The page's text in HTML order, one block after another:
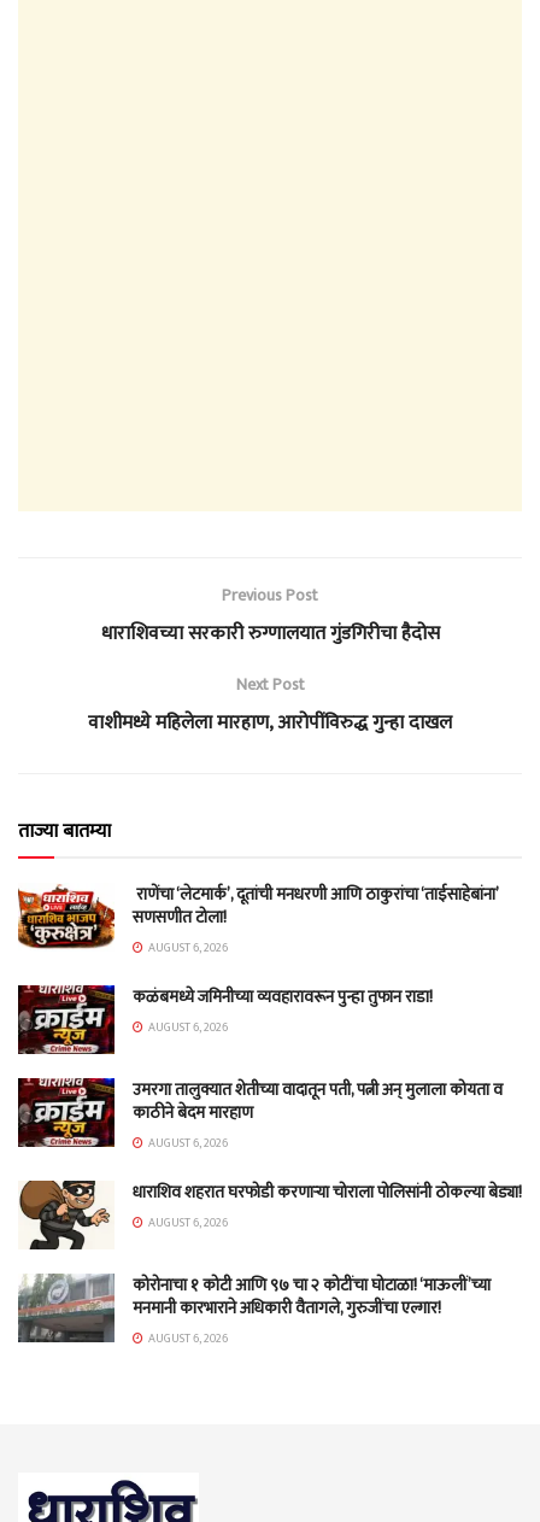
Previous Post
धाराशिवच्या सरकारी रुग्णालयात गुंडगिरीचा हैदोस
Next Post
वाशीमध्ये महिलेला मारहाण, आरोपींविरुद्ध गुन्हा दाखल
ताज्या बातम्या
राणेंचा ‘लेटमार्क’, दूतांची मनधरणी आणि ठाकुरांचा ‘ताईसाहेबांना’
सणसणीत टोला!
AUGUST 6, 2026
कळंबमध्ये जमिनीच्या व्यवहारावरून पुन्हा तुफान राडा!
AUGUST 6, 2026
उमरगा तालुक्यात शेतीच्या वादातून पती, पत्नी अन् मुलाला कोयता व
काठीने बेदम मारहाण
AUGUST 6, 2026
धाराशिव शहरात घरफोडी करणाऱ्या चोराला पोलिसांनी ठोकल्या बेड्या!
AUGUST 6, 2026
कोरोनाचा १ कोटी आणि ९७ चा २ कोटींचा घोटाळा! ‘माऊलीं’च्या
मनमानी कारभाराने अधिकारी वैतागले, गुरुजींचा एल्गार!
AUGUST 6, 2026